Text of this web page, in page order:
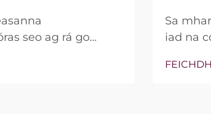
seo ag rá go
seo ann nó
Sa
iad na
bhfocal